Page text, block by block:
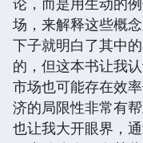
场，来解释这些概
下子就明白了其中
的，但这本书让我
市场也可能存在效
济的局限性非常有
也让我大开眼界，